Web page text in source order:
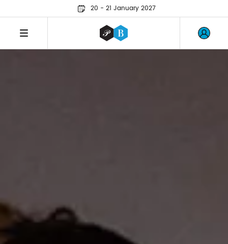
20 - 21 January 2027